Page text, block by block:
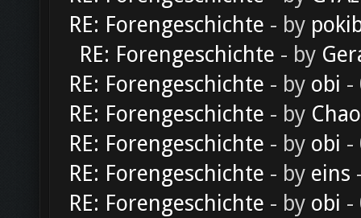
RE: Forengeschichte - by
RE: Forengeschichte - by
RE: Forengeschichte - by obi -
RE: Forengeschichte - by
RE: Forengeschichte - by obi -
RE: Forengeschichte - by eins
RE: Forengeschichte - by obi -